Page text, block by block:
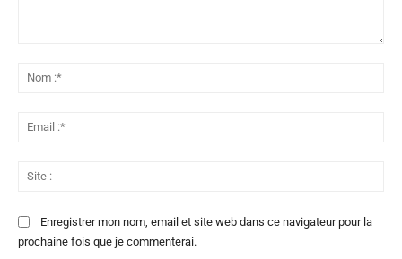
Enregistrer mon nom, email et site web dans ce navigateur pour la
prochaine fois que je commenterai.